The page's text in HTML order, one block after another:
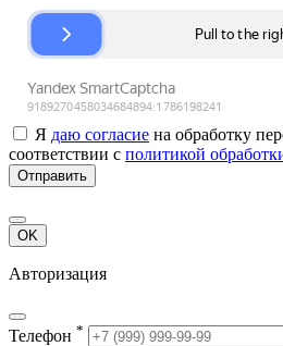
Я даю согласие на обработку
соответствии с политикой
Отправить
OK
Авторизация
Телефон *